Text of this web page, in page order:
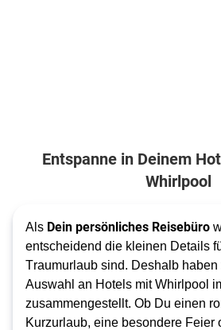
Entspanne in Deinem
Whirlpool
Als Dein persönliches Reisebüro
entscheidend die kleinen Details
Traumurlaub sind. Deshalb
Auswahl an Hotels mit Whirlpool
zusammengestellt. Ob Du einen
Kurzurlaub, eine besondere Feier